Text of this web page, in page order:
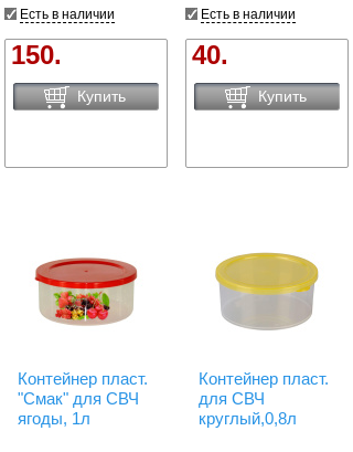
Есть в наличии
150.
Купить
Есть в наличии
40.
Купить
Контейнер пласт.
"Смак" для СВЧ
ягоды, 1л
Контейнер пласт.
для СВЧ
круглый,0,8л